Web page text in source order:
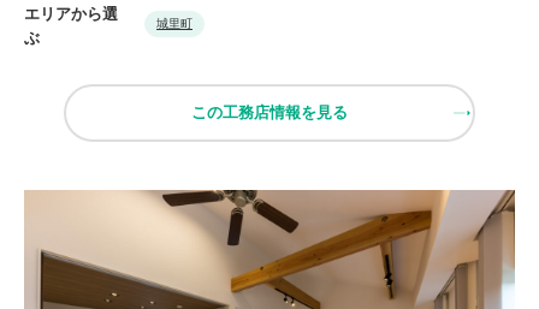
エリアから選
ぶ
城里町
この工務店情報を見る